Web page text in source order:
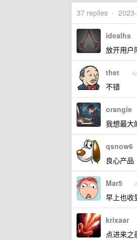
37 replies •
idealhs
放开用户
thet
不错
orangie
我想最大
qsnow6
良心产品
Mar5
早上也收
krixaar
点进来之